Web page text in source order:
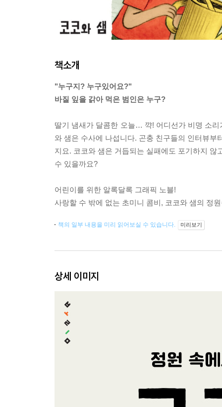
책소개
"누구지? 누구있어요?"
바질 잎을 갉아 먹은 범인은 누구?
딸기 냄새가 달콤한 오늘… 꺅! 어디선가 비명 소
와 샘은 수사에 나섭니다. 곤충 친구들의 인터뷰
지요. 코코와 샘은 거듭되는 실패에도 포기하지
수 있을까요?
어린이를 위한 알록달록 그래픽 노블!
사랑할 수 밖에 없는 초미니 콤비, 코코와 샘의 정
책의 일부 내용을 미리 읽어보실 수 있습니다. 미리보기
상세 이미지